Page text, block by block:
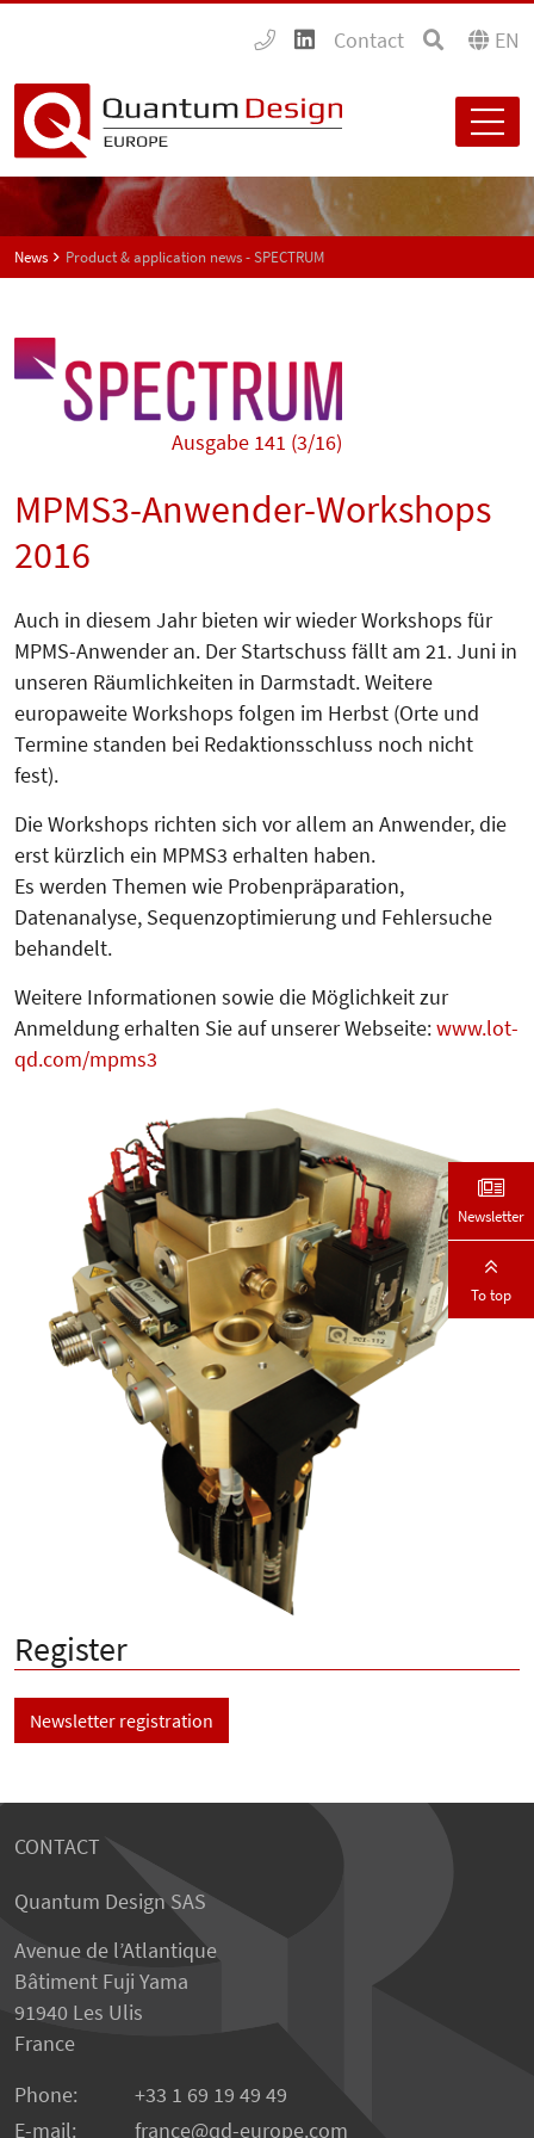
Contact EN
News Product & application news - SPECTRUM
Ausgabe 141 (3/16)
MPMS3-Anwender-Workshops
2016
Auch in diesem Jahr bieten wir wieder Workshops für
MPMS-Anwender an. Der Startschuss fällt am 21. Juni in
unseren Räumlichkeiten in Darmstadt. Weitere
europaweite Workshops folgen im Herbst (Orte und
Termine standen bei Redaktionsschluss noch nicht
fest).
Die Workshops richten sich vor allem an Anwender, die
erst kürzlich ein MPMS3 erhalten haben.
Es werden Themen wie Proben­prä­pa­­ration,
Datenanalyse, Sequenz­opti­mierung und Fehlersuche
behandelt.
Weitere Informationen sowie die Möglichkeit zur
Anmeldung erhalten Sie auf unserer Webseite:www.lot-
qd.com/mpms3
Register
Newsletter registration
CONTACT
Quantum Design SAS
Avenue de l’Atlantique
Bâtiment Fuji Yama
91940 Les Ulis
France
Phone:
+33 1 69 19 49 49
E-mail:
france qd-europe.com
Newsletter
To top